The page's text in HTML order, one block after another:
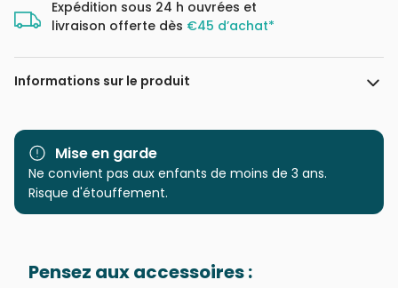
Expédition sous 24 h ouvrées et
livraison offerte dès €45 d’achat*
Informations sur le produit
Marque Art Puzzle
Catégorie Puzzles - Bateaux
Age
Puzzle pour Adultes (500 à
Provenance Puzzles fabriqués en France
Mise en garde
Ne convient pas aux enfants de moins de 3 ans.
Risque d'étouffement.
Pensez aux accessoires :